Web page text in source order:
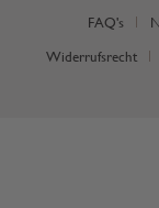
FAQ's
Widerrufsrecht